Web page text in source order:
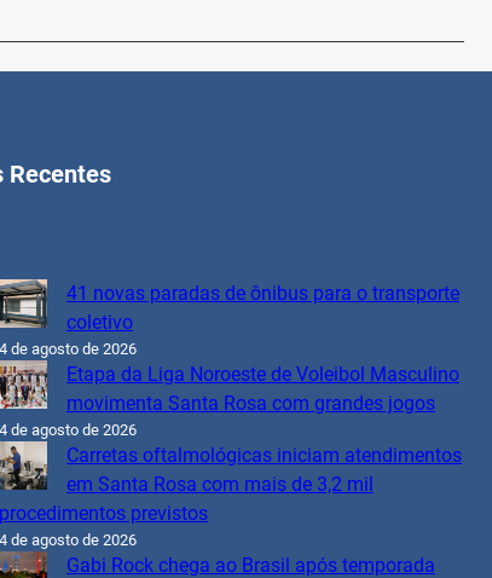
Recentes
41 novas paradas de ônibus para o transporte
coletivo
4 de agosto de 2026
Etapa da Liga Noroeste de Voleibol Masculino
movimenta Santa Rosa com grandes jogos
4 de agosto de 2026
Carretas oftalmológicas iniciam atendimentos
em Santa Rosa com mais de 3,2 mil
procedimentos previstos
4 de agosto de 2026
Gabi Rock chega ao Brasil após temporada